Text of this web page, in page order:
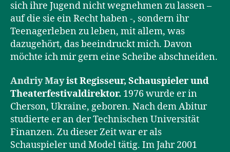
sich ihre Jugend nicht wegnehmen zu lassen –
auf die sie ein Recht haben -, sondern ihr
Teenagerleben zu leben, mit allem, was
dazugehört, das beeindruckt mich. Davon
möchte ich mir gern eine Scheibe abschneiden.
Andriy Mayist Regisseur, Schauspieler und
Theaterfestivaldirektor. 1976 wurde er in
Cherson, Ukraine, geboren. Nach dem Abitur
studierte er an der Technischen Universität
Finanzen. Zu dieser Zeit war er als
Schauspieler und Model tätig. Im Jahr 2001